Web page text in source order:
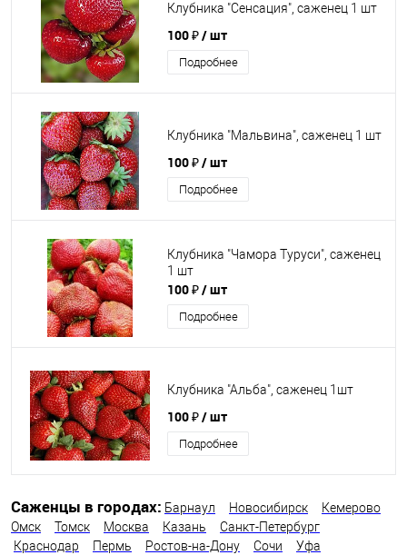
Клубника "Сенсация", саженец 1 шт
100 ₽/ шт
Подробнее
Клубника "Мальвина", саженец 1 шт
100 ₽/ шт
Подробнее
Клубника "Чамора Туруси", саженец
1 шт
100 ₽/ шт
Подробнее
Клубника "Альба", саженец 1шт
100 ₽/ шт
Подробнее
Саженцы в городах: Барнаул Новосибирск
Кемерово
Омск
Томск Москва Казань
Санкт-Петербург
Краснодар
Пермь Ростов-на-Дону Сочи
Уфа